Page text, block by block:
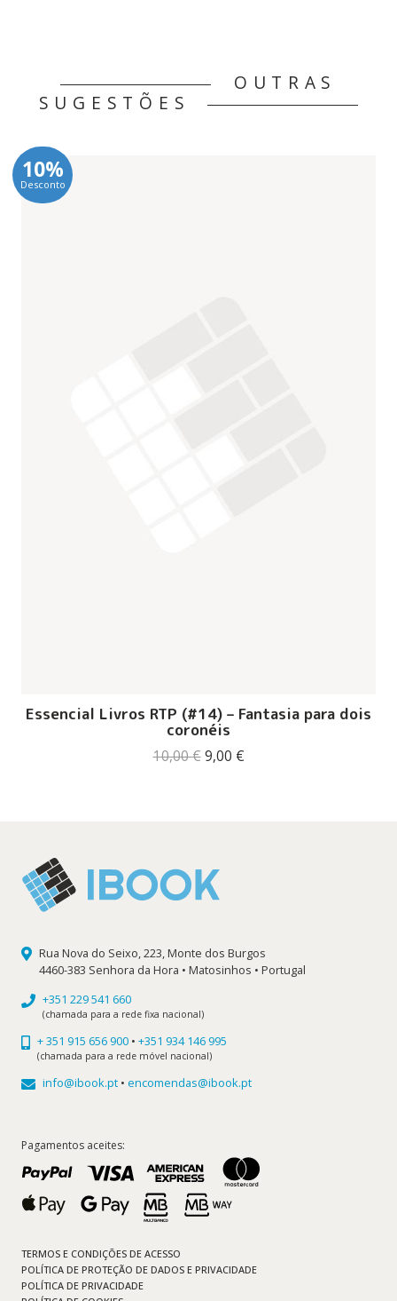
OUTRAS
SUGESTÕES
10%
Desconto
Essencial Livros RTP (#14) – Fantasia para dois
coronéis
10,00€ O
9,00 €O
Rua Nova do Seixo, 223, Monte dos Burgos
4460-383 Senhora da Hora • Matosinhos • Portugal
+351 229 541 660
(chamada para a rede fixa nacional)
+ 351 915 656 900 • +351 934 146 995
(chamada para a rede móvel nacional)
info@ibook.pt • encomendas@ibook.pt
Pagamentos aceites:
TERMOS E CONDIÇÕES DE ACESSO
POLÍTICA DE PROTEÇÃO DE DADOS E PRIVACIDADE
POLÍTICA DE PRIVACIDADE